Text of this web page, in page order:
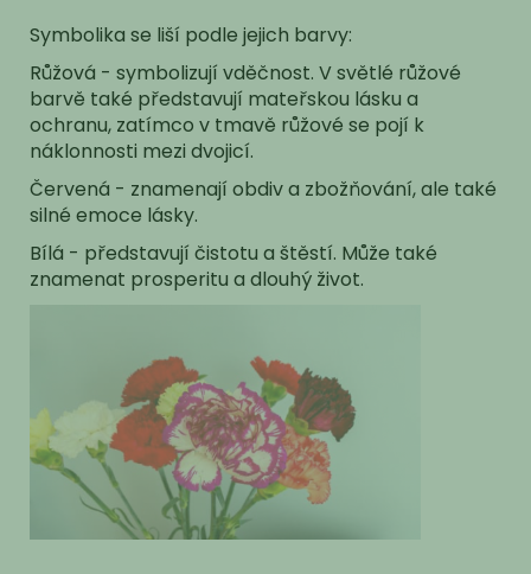
Symbolika se liší podle jejich barvy:
Růžová - symbolizují vděčnost. V světlé růžové
barvě také představují mateřskou lásku a
ochranu, zatímco v tmavě růžové se pojí k
náklonnosti mezi dvojicí.
Červená - znamenají obdiv a zbožňování, ale také
silné emoce lásky.
Bílá - představují čistotu a štěstí. Může také
znamenat prosperitu a dlouhý život.